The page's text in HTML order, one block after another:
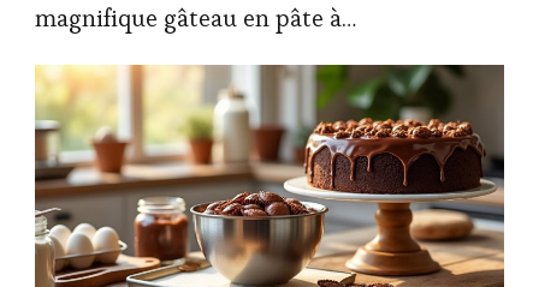
magnifique gâteau en pâte à…